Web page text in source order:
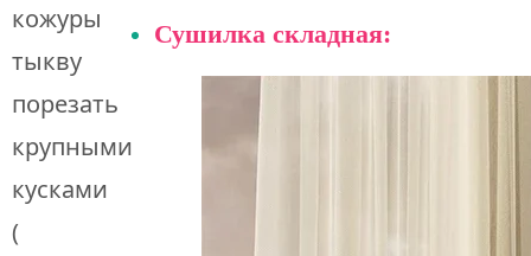
кожуры
тыкву
порезать
крупными
кусками
(
Сушилка складная: